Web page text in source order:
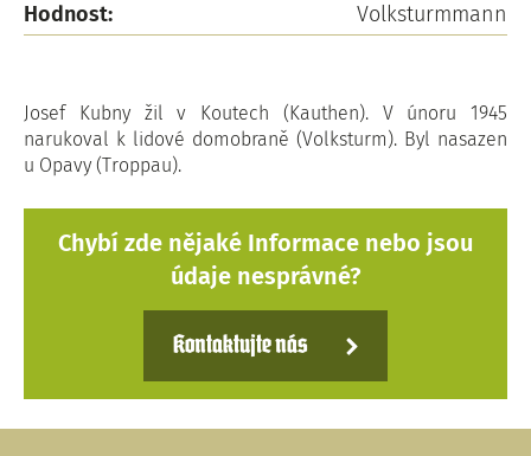
Hodnost:
Volksturmmann
Josef Kubny žil v Koutech (Kauthen). V únoru 1945
narukoval k lidové domobraně (Volksturm). Byl nasazen
u Opavy (Troppau).
Chybí zde nějaké Informace nebo jsou
údaje nesprávné?
Kontaktujte nás